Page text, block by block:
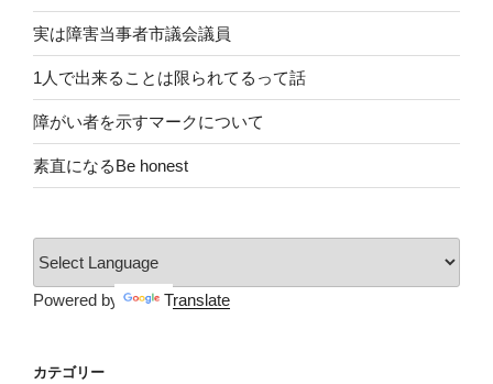
実は障害当事者市議会議員
1人で出来ることは限られてるって話
障がい者を示すマークについて
素直になるBe honest
Powered by Translate
カテゴリー